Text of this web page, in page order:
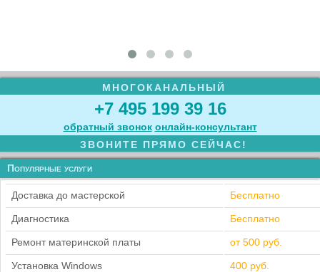
МНОГОКАНАЛЬНЫЙ
+7 495 199 39 16
обратный звонок онлайн‑консультант
ЗВОНИТЕ ПРЯМО СЕЙЧАС!
Популярные услуги
Доставка до мастерской Бесплатно
Диагностика Бесплатно
Ремонт материнской платы от 500 руб.
Установка Windows 400 руб.